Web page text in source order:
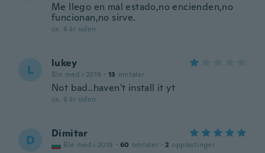
Me llego en mal estado,no encienden,no
funcionan,no sirve.
ca. 6 år siden
L lukey
Ble med i 2019 · 13 omtaler
Not bad..haven't install it yt
ca. 6 år siden
D Dimitar
Ble med i 2018 · 60 omtaler · 2 opplastinger